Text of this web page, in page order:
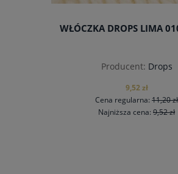
WŁÓCZKA DROPS LIMA
Producent: Drops
9,52 zł
Cena regularna: 11,20 zł
Najniższa cena: 9,52 zł